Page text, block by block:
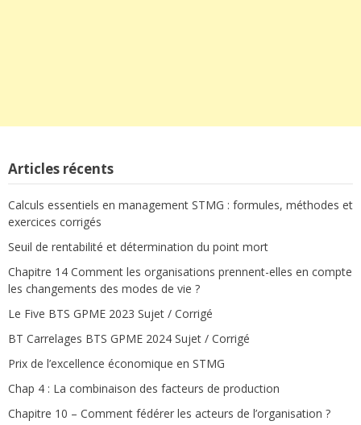
Articles récents
Calculs essentiels en management STMG : formules, méthodes et
exercices corrigés
Seuil de rentabilité et détermination du point mort
Chapitre 14 Comment les organisations prennent-elles en compte
les changements des modes de vie ?
Le Five BTS GPME 2023 Sujet / Corrigé
BT Carrelages BTS GPME 2024 Sujet / Corrigé
Prix de l’excellence économique en STMG
Chap 4 : La combinaison des facteurs de production
Chapitre 10 – Comment fédérer les acteurs de l’organisation ?